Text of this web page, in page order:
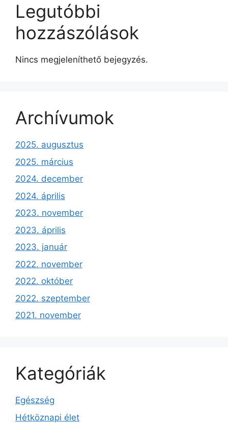
Legutóbbi
hozzászólások
Nincs megjeleníthető bejegyzés.
Archívumok
2025. augusztus
2025. március
2024. december
2024. április
2023. november
2023. április
2023. január
2022. november
2022. október
2022. szeptember
2021. november
Kategóriák
Egészség
Hétköznapi élet